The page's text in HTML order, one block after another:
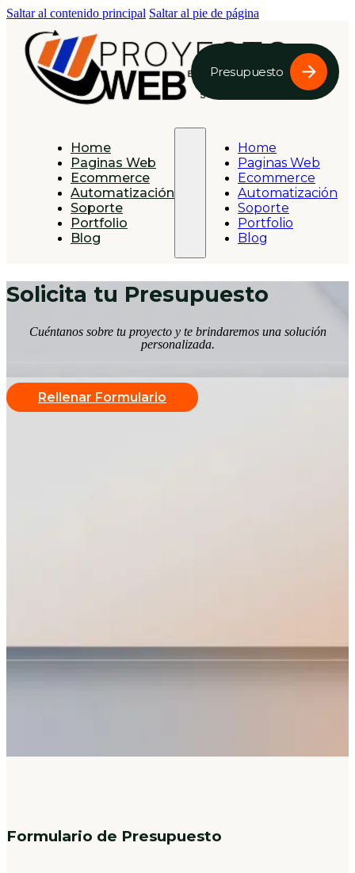
Saltar al contenido principal Saltar al pie de página
Presupuesto
Home
Paginas Web
Ecommerce
Automatización
Soporte
Portfolio
Blog
Home
Paginas Web
Ecommerce
Automatización
Soporte
Portfolio
Blog
Solicita tu Presupuesto
Cuéntanos sobre tu proyecto y te brindaremos una solución
personalizada.
Rellenar Formulario
Formulario de Presupuesto